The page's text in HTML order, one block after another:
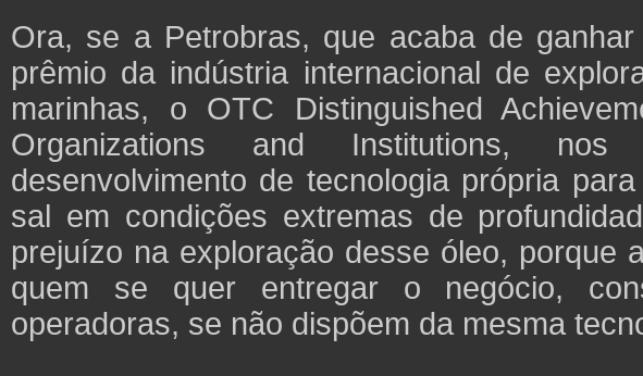
Ora, se a Petrobras, que acaba de
prêmio da indústria internacional de
marinhas, o OTC Distinguished
Organizations and Institutions,
desenvolvimento de tecnologia própria
sal em condições extremas de
prejuízo na exploração desse óleo, porque
quem se quer entregar o negócio,
operadoras, se não dispõem da mesma